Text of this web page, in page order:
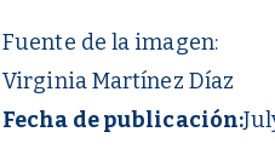
Fuente de la imagen:
Virginia Martínez Díaz
Fecha de publicación: